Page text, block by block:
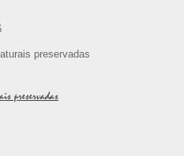
preservadas
preservadas